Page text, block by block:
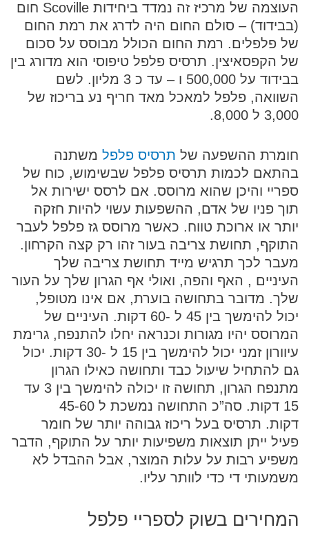
העוצמה של מרכיז זה נמדד ביחידות Scovilleחום
(בבידוד) – סולם החום היה לדרג את רמת החום
של פלפלים. רמת החום הכולל מבוסס על סכום
של הקפסאיצין. תרסיס פלפל טיפוסי הוא מדורג בין
בבידוד על 500,000 ו – עד כ 3 מליון. לשם
השוואה, פלפל למאכל מאד חריף נע בריכוז של
3,000 ל 8,000.
חומרת ההשפעה של תרסיס פלפלמשתנה
בהתאם לכמות תרסיס פלפל שבשימוש, כוח של
ספריי והיכן שהוא מרוסס. אם לרסס ישירות אל
תוך פניו של אדם, ההשפעות עשוי להיות חזקה
יותר או ארוכת טווח. כאשר מרוסס גז פלפל לעבר
התוקף, תחושת צריבה בעור זהו רק קצה הקרחון.
מעבר לכך תרגיש מייד תחושת צריבה שלך
העיניים , האף והפה, ואולי אף הגרון שלך על העור
שלך. מדובר בתחושה בוערת, אם אינו מטופל,
יכול להימשך בין 45 ל -60 דקות. העיניים של
המרוסס יהיו מגורות וכנראה יחלו להתנפח, גרימת
עיוורון זמני יכול להימשך בין 15 ל -30 דקות. יכול
גם להתחיל שיעול כבד ותחושה כאילו הגרון
מתנפח הגרון, תחושה זו יכולה להימשך בין 3 עד
15 דקות. סה”כ התחושה נמשכת ל 45-60
דקות. תרסיס בעל ריכוז גבוהה יותר של חומר
פעיל ייתן תוצאות משפיעות יותר על התוקף, הדבר
משפיע רבות על עלות המוצר, אבל ההבדל לא
משמעותי די כדי לוותר עליו.
המחירים בשוק לספריי פלפל